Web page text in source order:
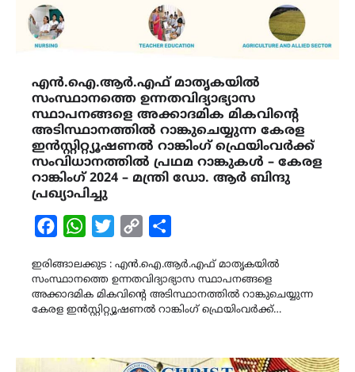
എൻ.ഐ.ആർ.എഫ് മാതൃകയില്‍
സംസ്ഥാനത്തെ ഉന്നതവിദ്യാഭ്യാസ
സ്ഥാപനങ്ങളെ അക്കാദമിക മികവിന്റെ
അടിസ്ഥാനത്തില്‍ റാങ്കുചെയ്യുന്ന കേരള
ഇന്‍സ്റ്റിറ്റ്യൂഷണല്‍ റാങ്കിംഗ് ഫ്രെയിംവര്‍ക്ക്
സംവിധാനത്തിൽ പ്രഥമ റാങ്കുകൾ – കേരള
റാങ്കിംഗ് 2024 – മന്ത്രി ഡോ. ആർ ബിന്ദു
പ്രഖ്യാപിച്ചു
FacebookWhatsAppTwitterCopy
ഇരിങ്ങാലക്കുട : എൻ.ഐ.ആർ.എഫ് മാതൃകയില്‍
സംസ്ഥാനത്തെ ഉന്നതവിദ്യാഭ്യാസ സ്ഥാപനങ്ങളെ
അക്കാദമിക മികവിന്റെ അടിസ്ഥാനത്തില്‍ റാങ്കുചെയ്യുന്ന
കേരള ഇന്‍സ്റ്റിറ്റ്യൂഷണല്‍ റാങ്കിംഗ് ഫ്രെയിംവര്‍ക്ക്…